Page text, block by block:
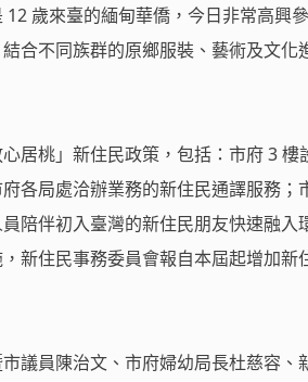
歲來臺的緬甸華僑，今日非常高興
合不同族群的原鄉服裝、藝術及文化
居桃」新住民政策，包括：市府 3 樓
各局處洽辦業務的新住民通譯服務；
陪伴初入臺灣的新住民朋友快速融入
新住民事務委員會報自本屆起增加新
議員陳治文、市府婦幼局長杜慈容、